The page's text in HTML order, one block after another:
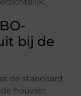
bij de
de standaard
houvast